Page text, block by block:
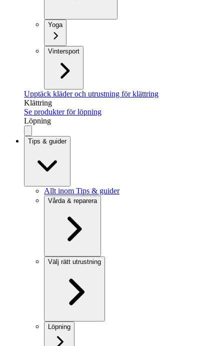
Yoga
Vintersport
Upptäck kläder och utrustning för klättring
Klättring
Se produkter för löpning
Löpning
Tips & guider
Allt inom Tips & guider
Vårda & reparera
Välj rätt utrustning
Löpning